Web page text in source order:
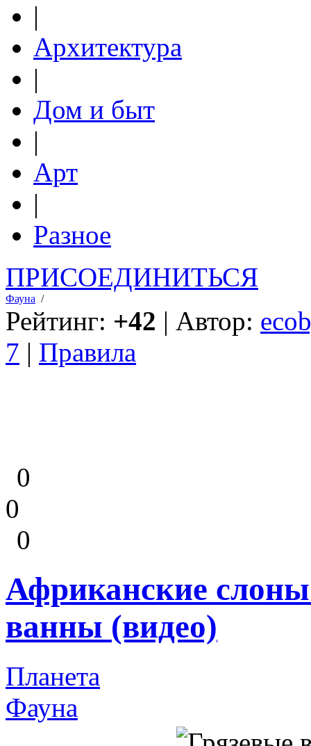
|
Архитектура
|
Дом и быт
|
Арт
|
Разное
ПРИСОЕДИНИТЬСЯ
Фауна /
Рейтинг: +42 | Автор:
7 | Правила
0
0
0
Африканские
ванны (видео)
Планета
Фауна